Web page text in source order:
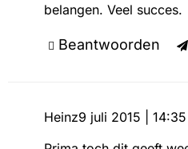
belangen. Veel succes.
Beantwoorden
Heinz9 juli 2015 | 14:35